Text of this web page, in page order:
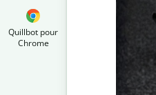
Quillbot pour
Chrome